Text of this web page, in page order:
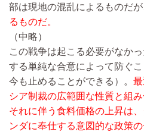
部は現地の混乱によるものだが
るものだ。
（中略）
この戦争は起こる必要がなか
する単純な合意によって防ぐ
今も止めることができる）。
シア制裁の広範囲な性質と組
それに伴う食料価格の上昇は
ンダに奉仕する意図的な政策